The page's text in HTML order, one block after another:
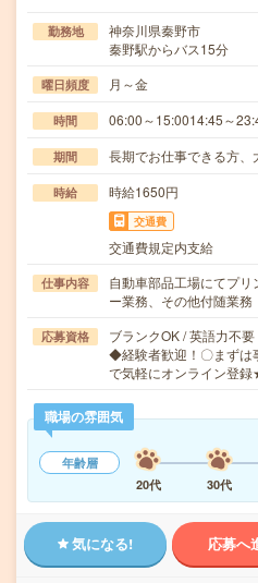
勤務地
神奈川県秦野市
秦野駅からバス15分
曜日頻度 月～金
時間 06:00～15:0014:45～
期間 長期でお仕事できる方、
時給 時給1650円
交通費
交通費規定内支給
仕事内容
自動車部品工場にてプ
ー業務、その他付随業
応募資格
ブランクOK / 英語力不要
◆経験者歓迎！〇まずは
で気軽にオンライン登
職場の雰囲気
年齢層
20代
30代
気になる! 応募へ